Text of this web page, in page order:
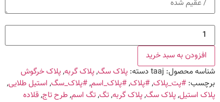
پلاک
طرح
تاج
عددافزودن به سبد خرید
شناسه محصول: taaj دسته: پلاک سگ,پلاک گربه,پلاک خرگوش
برچسب: #پت_پلاک,#پلاک,#پلاک_اسم,#پلاک_سگ, استیل طلایی,
پلاک استیل,پلاک سگ,پلاک گربه,تگ,تگ اسم,طرح تاج,قلاده